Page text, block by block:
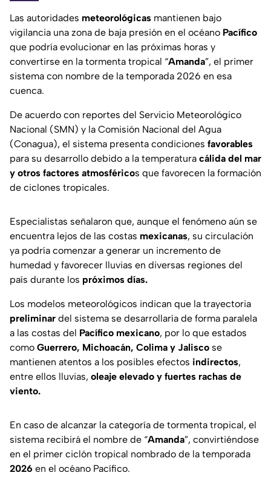
Las autoridades meteorológicas mantienen bajo
vigilancia una zona de baja presión en el océano Pacífico
que podría evolucionar en las próximas horas y
convertirse en la tormenta tropical “Amanda”, el primer
sistema con nombre de la temporada 2026 en esa
cuenca.
De acuerdo con reportes del Servicio Meteorológico
Nacional (SMN) y la Comisión Nacional del Agua
(Conagua), el sistema presenta condiciones favorables
para su desarrollo debido a la temperatura cálida del mar
y otros factores atmosféricos que favorecen la formación
de ciclones tropicales.
Especialistas señalaron que, aunque el fenómeno aún se
encuentra lejos de las costas mexicanas, su circulación
ya podría comenzar a generar un incremento de
humedad y favorecer lluvias en diversas regiones del
país durante los próximos días.
Los modelos meteorológicos indican que la trayectoria
preliminar del sistema se desarrollaría de forma paralela
a las costas del Pacífico mexicano, por lo que estados
como Guerrero, Michoacán, Colima y Jalisco se
mantienen atentos a los posibles efectos indirectos,
entre ellos lluvias, oleaje elevado y fuertes rachas de
viento.
En caso de alcanzar la categoría de tormenta tropical, el
sistema recibirá el nombre de “Amanda”, convirtiéndose
en el primer ciclón tropical nombrado de la temporada
2026 en el océano Pacífico.